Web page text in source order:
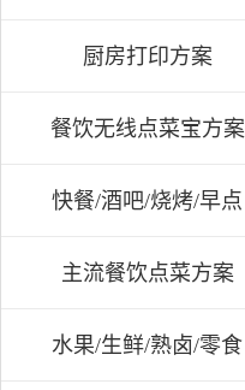
厨房打印方案
餐饮无线点菜宝方案
快餐/酒吧/烧烤/早点
主流餐饮点菜方案
水果/生鲜/熟卤/零食